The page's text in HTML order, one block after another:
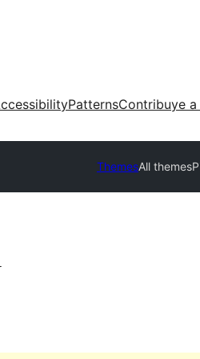
PatternsContribuye a
ThemesAll themes